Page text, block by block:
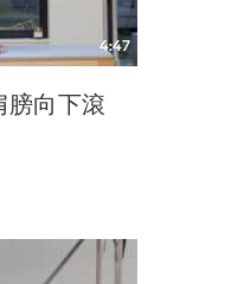
4:47
膀向下滾